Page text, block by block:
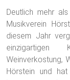
einzigartigen
Weinverkostung,
Hörstein und
aus Hörstein,
eine vom